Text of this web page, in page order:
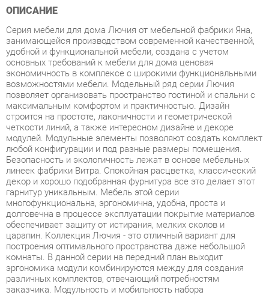
занимающейся производством современной качественной,
удобной и функциональной мебели, создана с учетом
основных требований к мебели для дома ценовая
экономичность в комплексе с широкими функциональными
возможностями мебели. Модельный ряд серии Лючия
позволяет организовать пространство гостиной и спальни с
максимальным комфортом и практичностью. Дизайн
строится на простоте, лаконичности и геометрической
четкости линий, а также интересном дизайне и декоре
модулей. Модульные элементы позволяют создать комплект
любой конфигурации и под разные размеры помещения.
Безопасность и экологичность лежат в основе мебельных
линеек фабрики Витра. Спокойная расцветка, классический
декор и хорошо подобранная фурнитура все это делает этот
гарнитур уникальным. Мебель этой серии
многофункциональна, эргономична, удобна, проста и
долговечна в процессе эксплуатации покрытие материалов
обеспечивает защиту от истирания, мелких сколов и
царапин. Коллекция Лючия - это отличный вариант для
построения оптимального пространства даже небольшой
комнаты. В данной серии на передний план выходит
эргономика модули комбинируются между для создания
различных комплектов, отвечающий потребностям
заказчика. Модульность и мобильность набора
предоставляют безграничные возможности в создании
разных компоновок интерьера одного и того же помещения,
делая его индивидуальным и стильным. Каркас изделий
производится из ЛДСП, торцы обработаны кромкой ПВХ.